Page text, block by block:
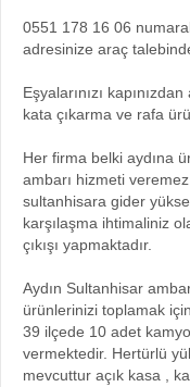
0551 178 16 06
adresinize araç
Eşyalarınızı
kata çıkarma ve rafa
Her firma belki aydına
ambarı hizmeti
sultanhisara gider
karşılaşma ihtimaliniz
çıkışı yapmaktadır.
Aydın Sultanhisar
ürünlerinizi toplamak
39 ilçede 10 adet
vermektedir. Hertürlü
mevcuttur açık kasa ,